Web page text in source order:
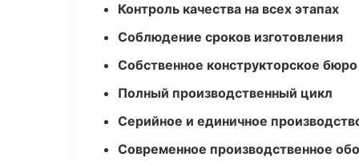
Контроль качества на всех этапах
Соблюдение сроков изготовления
Собственное конструкторское бюро
Полный производственный цикл
Серийное и единичное
Современное производственное